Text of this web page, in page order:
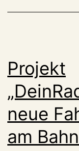
Projekt
neue
am